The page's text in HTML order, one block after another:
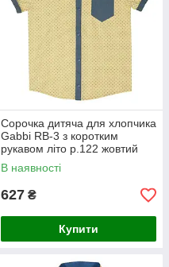
Сорочка дитяча для хлопчика
Gabbi RB-3 з коротким
рукавом літо р.122 жовтий
В наявності
627 ₴
Купити